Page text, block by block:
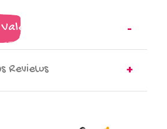
nutritionnelles
Reviews